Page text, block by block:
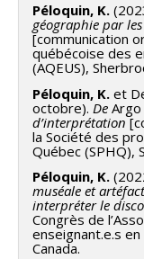
Péloquin, K.
géographie par
[communication
québécoise des
(AQEUS),
Péloquin, K. et
octobre). De Argo
d’interprétation
la Société des
Québec (SPHQ),
Péloquin, K.
muséale et
interpréter le
Congrès de
enseignant.e.s en
Canada.